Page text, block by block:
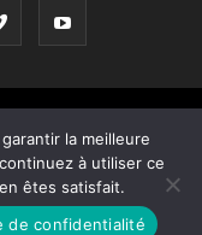
KOMINOTE
la meilleure
à utiliser ce
êtes satisfait.
de confidentialité